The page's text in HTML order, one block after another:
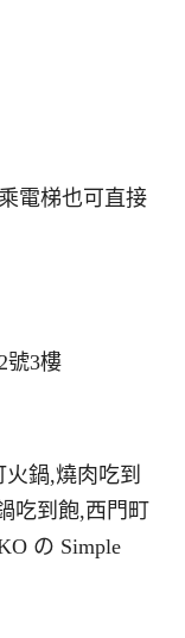
電梯也可直接
號3樓